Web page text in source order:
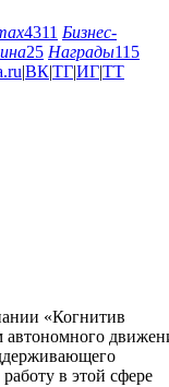
4311 Бизнес-
25 Награды115
|ВК|ТГ|ИГ|ТТ
«Когнитив
автономного
в этой сфере